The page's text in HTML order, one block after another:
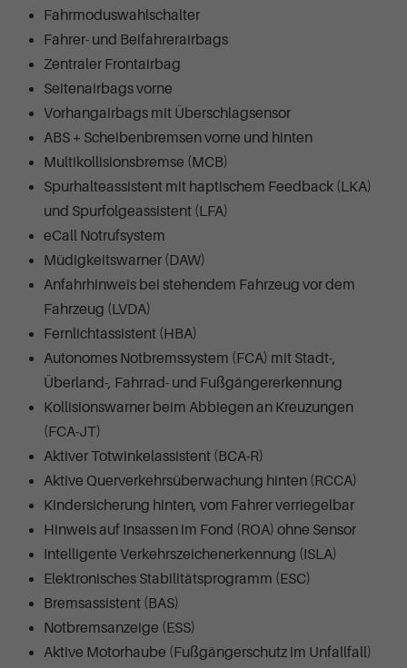
Fahrmoduswahlschalter
Fahrer- und Beifahrerairbags
Zentraler Frontairbag
Seitenairbags vorne
Vorhangairbags mit Überschlagsensor
ABS + Scheibenbremsen vorne und hinten
Multikollisionsbremse (MCB)
Spurhalteassistent mit haptischem Feedback (LKA)
und Spurfolgeassistent (LFA)
eCall Notrufsystem
Müdigkeitswarner (DAW)
Anfahrhinweis bei stehendem Fahrzeug vor dem
Fahrzeug (LVDA)
Fernlichtassistent (HBA)
Autonomes Notbremssystem (FCA) mit Stadt-,
Überland-, Fahrrad- und Fußgängererkennung
Kollisionswarner beim Abbiegen an Kreuzungen
(FCA-JT)
Aktiver Totwinkelassistent (BCA-R)
Aktive Querverkehrsüberwachung hinten (RCCA)
Kindersicherung hinten, vom Fahrer verriegelbar
Hinweis auf Insassen im Fond (ROA) ohne Sensor
Intelligente Verkehrszeichenerkennung (ISLA)
Elektronisches Stabilitätsprogramm (ESC)
Bremsassistent (BAS)
Notbremsanzeige (ESS)
Aktive Motorhaube (Fußgängerschutz im Unfallfall)